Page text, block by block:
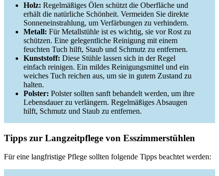
Holz: Regelmäßiges Ölen schützt die Oberfläche und
erhält die natürliche Schönheit. Vermeiden Sie direkte
Sonneneinstrahlung, um Verfärbungen zu verhindern.
Metall: Für Metallstühle ist es wichtig, sie vor Rost zu
schützen. Eine gelegentliche Reinigung mit einem
feuchten Tuch hilft, Staub und Schmutz zu entfernen.
Kunststoff: Diese Stühle lassen sich in der Regel
einfach reinigen. Ein mildes Reinigungsmittel und ein
weiches Tuch reichen aus, um sie in gutem Zustand zu
halten.
Polster: Polster sollten sanft behandelt werden, um ihre
Lebensdauer zu verlängern. Regelmäßiges Absaugen
hilft, Schmutz und Staub zu entfernen.
Tipps zur Langzeitpflege von Esszimmerstühlen
Für eine langfristige Pflege sollten folgende Tipps beachtet werden: